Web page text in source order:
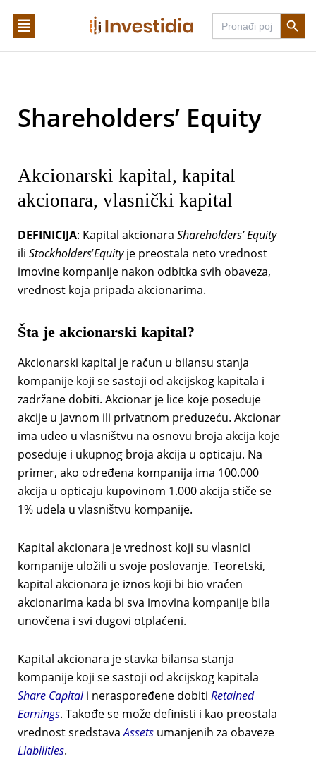
Search
for:
Search
Shareholders’ Equity
Akcionarski kapital, kapital
akcionara, vlasnički kapital
DEFINICIJA: Kapital akcionara Shareholders’ Equity
ili Stockholders’Equityje preostala neto vrednost
imovine kompanije nakon odbitka svih obaveza,
vrednost koja pripada akcionarima.
Šta je akcionarski kapital?
Akcionarski kapital je račun u bilansu stanja
kompanije koji se sastoji od akcijskog kapitala i
zadržane dobiti. Akcionar je lice koje poseduje
akcije u javnom ili privatnom preduzeću. Akcionar
ima udeo u vlasništvu na osnovu broja akcija koje
poseduje i ukupnog broja akcija u opticaju. Na
primer, ako određena kompanija ima 100.000
akcija u opticaju kupovinom 1.000 akcija stiče se
1% udela u vlasništvu kompanije.
Kapital akcionara je vrednost koji su vlasnici
kompanije uložili u svoje poslovanje. Teoretski,
kapital akcionara je iznos koji bi bio vraćen
akcionarima kada bi sva imovina kompanije bila
unovčena i svi dugovi otplaćeni.
Kapital akcionara je stavka bilansa stanja
kompanije koji se sastoji od akcijskog kapitala
Share Capitali neraspoređene dobiti Retained
Earnings. Takođe se može definisti i kao preostala
vrednost sredstavaAssets umanjenih za obaveze
Liabilities.